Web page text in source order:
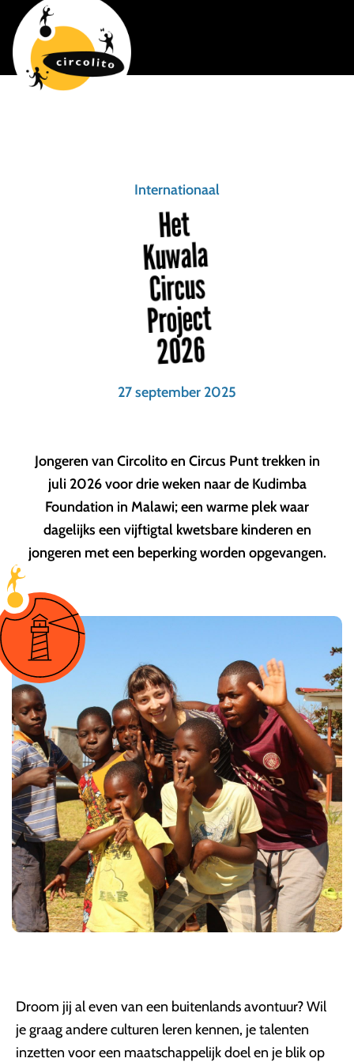
Internationaal
Het
Kuwala
Circus
Project
2026
27 september 2025
Jongeren van Circolito en Circus Punt trekken in
juli 2026 voor drie weken naar de Kudimba
Foundation in Malawi; een warme plek waar
dagelijks een vijftigtal kwetsbare kinderen en
jongeren met een beperking worden opgevangen.
Droom jij al even van een buitenlands avontuur? Wil
je graag andere culturen leren kennen, je talenten
inzetten voor een maatschappelijk doel en je blik op